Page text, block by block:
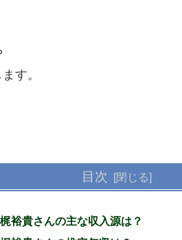
す。
目次
梶裕貴さんの主な収入源は？